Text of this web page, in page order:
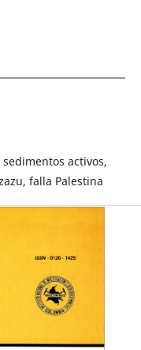
activos,
falla Palestina